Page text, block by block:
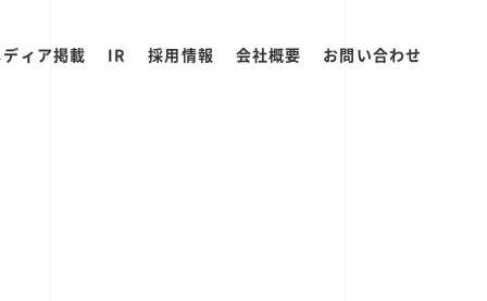
ィア掲載 IR 採用情報 会社概要 お問い合わせ